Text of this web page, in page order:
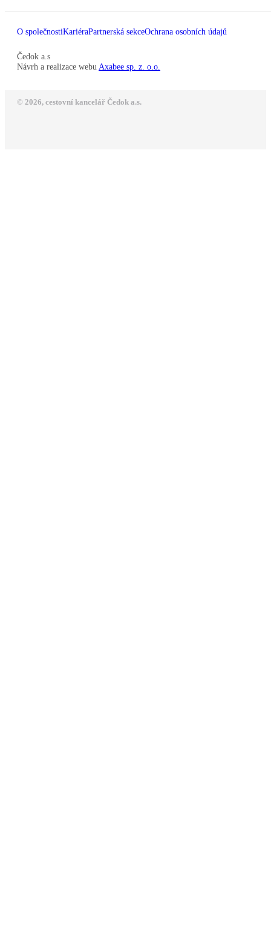
O společnostiKariéraPartnerská sekceOchrana osobních údajů
Čedok a.s
Návrh a realizace webu Axabee sp. z. o.o.
© 2026, cestovní kancelář Čedok a.s.